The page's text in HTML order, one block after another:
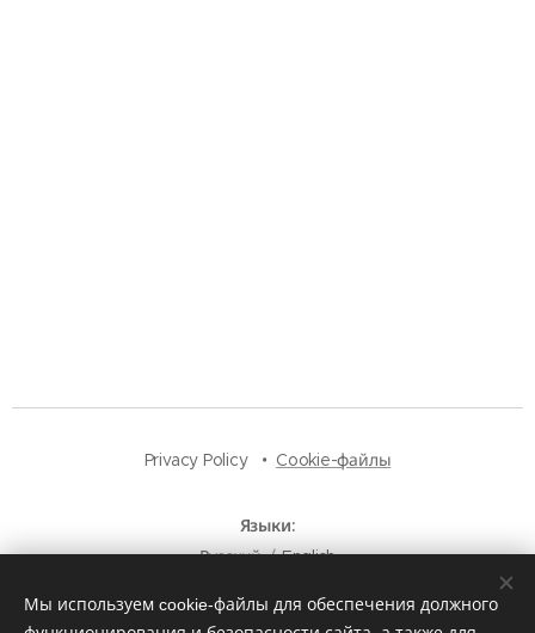
Privacy Policy Cookie-файлы
Языки
Русский
English
Мы используем cookie-файлы для обеспечения должного